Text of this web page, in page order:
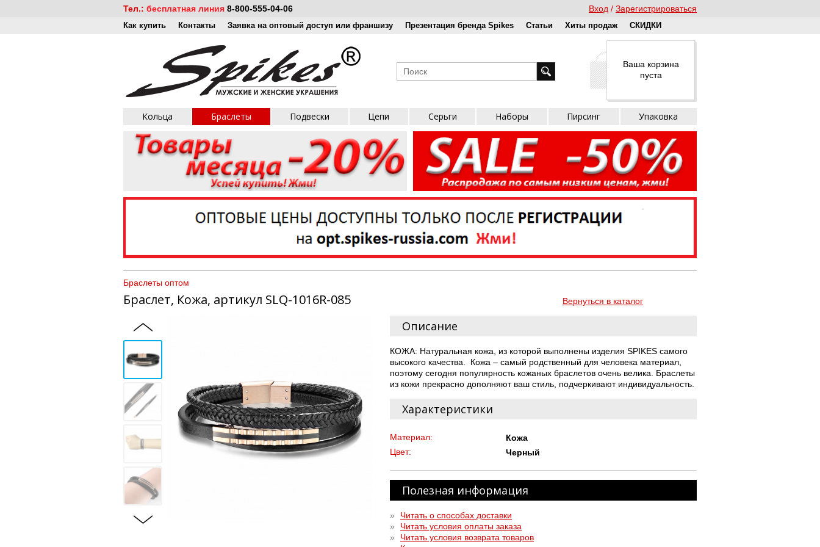
Тел.: бесплатная линия 8-800-555-04-06 Вход Зарегистрироваться
Как купить Контакты Заявка на оптовый доступ или франшизу Презентация бренда Spikes Статьи Хиты продаж СКИДКИ
Ваша корзина
пуста
Кольца Браслеты Подвески Цепи Серьги Наборы Пирсинг Упаковка
Браслеты оптом
Браслет, Кожа, артикул SLQ-1016R-085 Вернуться в каталог
Описание
КОЖА: Натуральная кожа, из которой выполнены изделия SPIKES самого
высокого качества. Кожа – самый родственный для человека материал,
поэтому сегодня популярность кожаных браслетов очень велика. Браслеты
из кожи прекрасно дополняют ваш стиль, подчеркивают индивидуальность.
Характеристики
Материал:
Кожа
Цвет:
Черный
Полезная информация
»
Читать о способах доставки
»
Читать условия оплаты заказа
»
Читать условия возврата товаров